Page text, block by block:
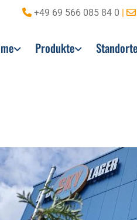
 +49 69 566 085 84 0 |
Produkte Standorte